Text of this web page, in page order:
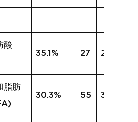
酸
35.1% 27 27.0%
脂肪
30.3% 55 30.1%